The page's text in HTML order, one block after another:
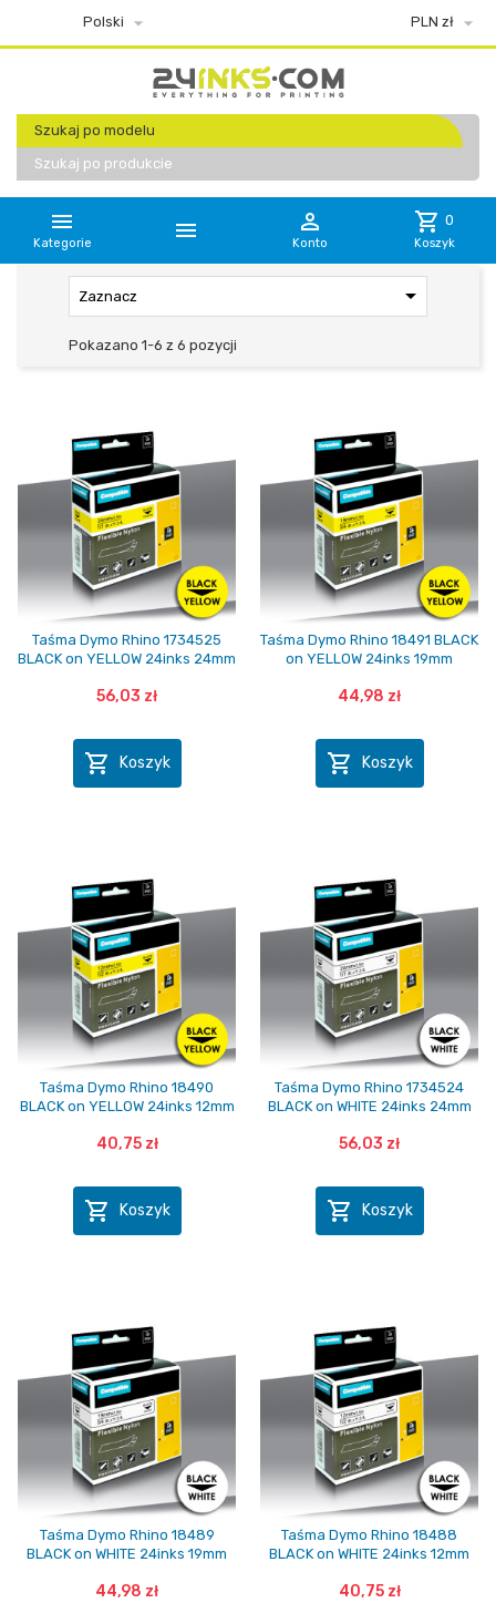
Polski  PLN zł 
Szukaj po modelu
Szukaj po produkcie

Kategorie  
Konto
shopping_cart 0
Koszyk
Zaznacz 
Pokazano 1-6 z 6 pozycji
Taśma Dymo Rhino 1734525
BLACK on YELLOW 24inks 24mm
56,03 zł
 Koszyk
Taśma Dymo Rhino 18491 BLACK
on YELLOW 24inks 19mm
44,98 zł
 Koszyk
Taśma Dymo Rhino 18490
BLACK on YELLOW 24inks 12mm
40,75 zł
 Koszyk
Taśma Dymo Rhino 1734524
BLACK on WHITE 24inks 24mm
56,03 zł
 Koszyk
Taśma Dymo Rhino 18489
BLACK on WHITE 24inks 19mm
44,98 zł
Taśma Dymo Rhino 18488
BLACK on WHITE 24inks 12mm
40,75 zł